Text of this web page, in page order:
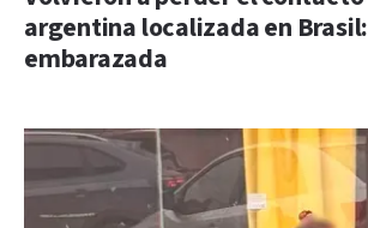
argentina localizada en
embarazada